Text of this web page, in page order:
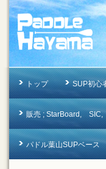
トップ SUP初心
販売 ; StarBoard,
パドル葉山SUPベース